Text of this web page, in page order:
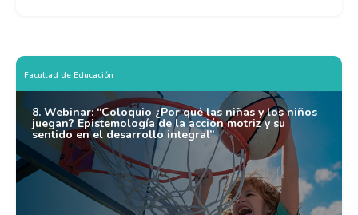
Facultad de Educación
8. Webinar: “Coloquio ¿Por qué las niñas y los niños
juegan? Epistemología de la acción motriz y su
sentido en el desarrollo integral”